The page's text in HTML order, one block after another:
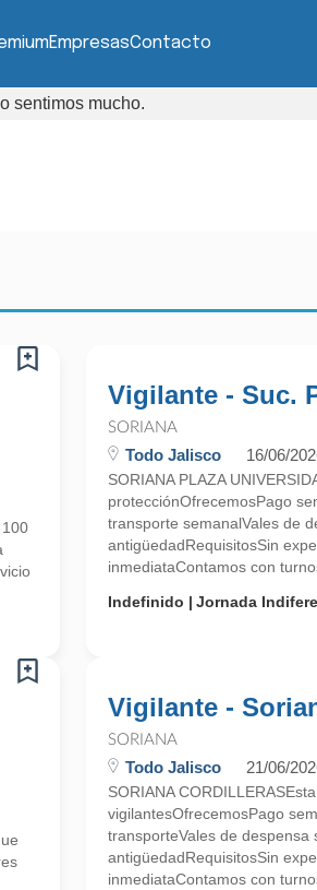
EmpresasContacto
sentimos mucho.
Vigilante - Suc.
SORIANA
Todo Jalisco 16/06/
SORIANA PLAZA
protecciónOfrecemosPago
transporte semanalVales de
antigüedadRequisitosSin
inmediataContamos con
Indefinido
Jornada
Vigilante -
SORIANA
Todo Jalisco 21/06/
SORIANA
vigilantesOfrecemosPago
transporteVales de
antigüedadRequisitosSin
inmediataContamos con